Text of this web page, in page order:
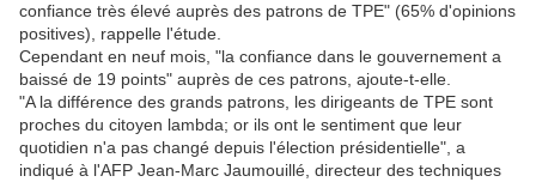
confiance très élevé auprès des patrons de TPE" (65% d'opinions
positives), rappelle l'étude.
Cependant en neuf mois, "la confiance dans le gouvernement a
baissé de 19 points" auprès de ces patrons, ajoute-t-elle.
"A la différence des grands patrons, les dirigeants de TPE sont
proches du citoyen lambda; or ils ont le sentiment que leur
quotidien n'a pas changé depuis l'élection présidentielle", a
indiqué à l'AFP Jean-Marc Jaumouillé, directeur des techniques